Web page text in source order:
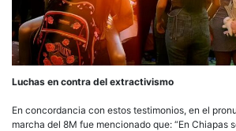
Luchas en contra del extractivismo
En concordancia con estos testimonios, en el
marcha del 8M fue mencionado que: “En Chiapas